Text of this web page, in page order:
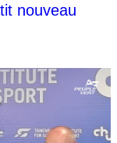
nouveau